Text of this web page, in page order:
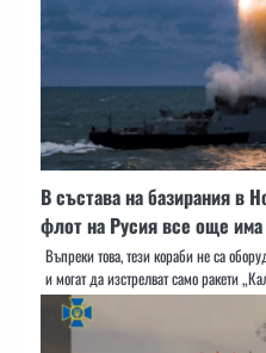
В състава на базирания в
флот на Русия все още
Въпреки това, тези кораби не са
и могат да изстрелват само ракети